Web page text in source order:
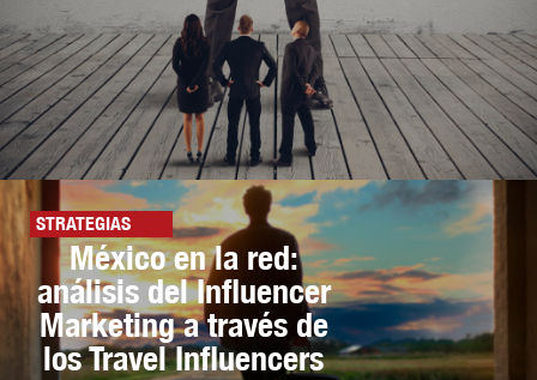
STRATEGIAS
México en la red:
análisis del Influencer
Marketing a través de
los Travel Influencers